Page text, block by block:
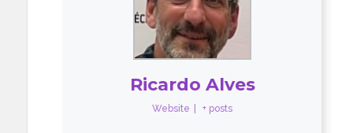
Ricardo Alves
Website + posts